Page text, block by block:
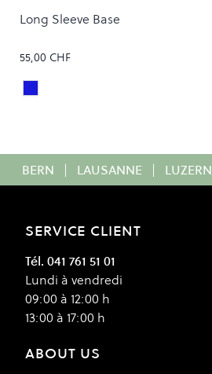
Long Sleeve Base
55,00 CHF
Colour
Steel Blue Mineral
BERN | LAUSANNE | LUZERN
SERVICE CLIENT
Tél. 041 761 51 01
Lundi à vendredi
09:00 à 12:00 h
13:00 à 17:00 h
ABOUT US